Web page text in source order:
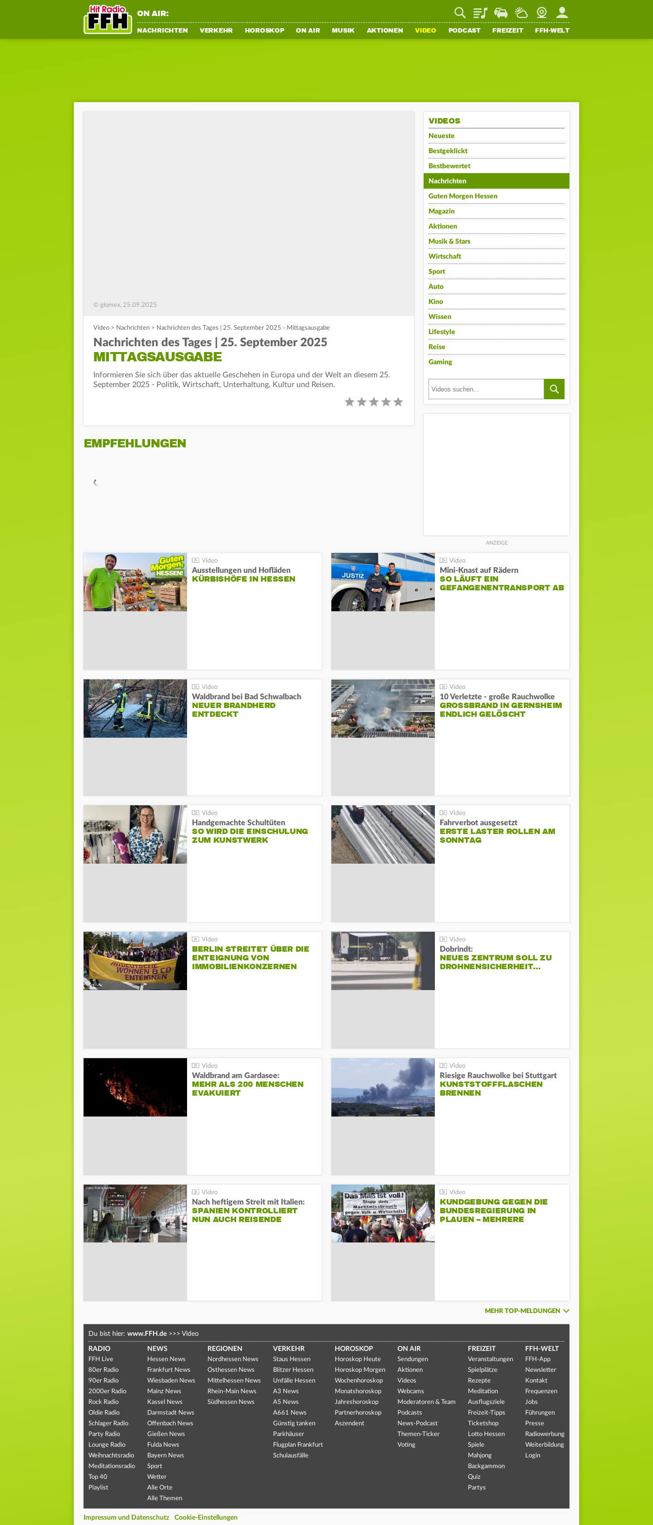
ON AIR: PlaylistStaupilotWetterWebcamMein FFH
NACHRICHTEN VERKEHR HOROSKOP ON AIR MUSIK AKTIONEN VIDEO PODCAST FREIZEIT FFH-WELT
© glomex, 25.09.2025
Video > Nachrichten > Nachrichten des Tages | 25. September 2025 - Mittagsausgabe
Nachrichten des Tages | 25. September 2025
MITTAGSAUSGABE
Informieren Sie sich über das aktuelle Geschehen in Europa und der Welt an diesem 25.
September 2025 - Politik, Wirtschaft, Unterhaltung, Kultur und Reisen.
EMPFEHLUNGEN
VIDEOS
Neueste
Bestgeklickt
Bestbewertet
Nachrichten
Guten Morgen Hessen
Magazin
Aktionen
Musik & Stars
Wirtschaft
Sport
Auto
Kino
Wissen
Lifestyle
Reise
Gaming
Ausstellungen und Hofläden
KÜRBISHÖFE IN HESSEN
Mini-Knast auf Rädern
SO LÄUFT EIN
GEFANGENENTRANSPORT AB
Waldbrand bei Bad Schwalbach
NEUER BRANDHERD
ENTDECKT
10 Verletzte - große Rauchwolke
GROSSBRAND IN GERNSHEIM E
NDLICH GELÖSCHT
Handgemachte Schultüten
SO WIRD DIE EINSCHULUNG
ZUM KUNSTWERK
Fahrverbot ausgesetzt
ERSTE LASTER ROLLEN AM
SONNTAG
BERLIN STREITET ÜBER DIE
ENTEIGNUNG VON
IMMOBILIENKONZERNEN
Dobrindt:
NEUES ZENTRUM SOLL ZU
DROHNENSICHERHEIT…
Waldbrand am Gardasee:
MEHR ALS 200 MENSCHEN
EVAKUIERT
Riesige Rauchwolke bei Stuttgart
KUNSTSTOFFFLASCHEN
BRENNEN
Nach heftigem Streit mit Italien:
SPANIEN KONTROLLIERT
NUN AUCH REISENDE
KUNDGEBUNG GEGEN DIE
BUNDESREGIERUNG IN
PLAUEN – MEHRERE
MEHR TOP-MELDUNGEN
Du bist hier: www.FFH.de >>> Video
RADIO
FFH Live
80er Radio
90er Radio
2000er Radio
Rock Radio
Oldie Radio
Schlager Radio
Party Radio
Lounge Radio
Weihnachtsradio
Meditationsradio
Top 40
Playlist
NEWS
Hessen News
Frankfurt News
Wiesbaden News
Mainz News
Kassel News
Darmstadt News
Offenbach News
Gießen News
Fulda News
Bayern News
Sport
Wetter
Alle Orte
Alle Themen
REGIONEN
Nordhessen News
Osthessen News
Mittelhessen News
Rhein-Main News
Südhessen News
VERKEHR
Staus Hessen
Blitzer Hessen
Unfälle Hessen
A3 News
A5 News
A661 News
Günstig tanken
Parkhäuser
Flugplan Frankfurt
Schulausfälle
HOROSKOP
Horoskop Heute
Horoskop Morgen
Wochenhoroskop
Monatshoroskop
Jahreshoroskop
Partnerhoroskop
Aszendent
ON AIR
Sendungen
Aktionen
Videos
Webcams
Moderatoren & Team
Podcasts
News-Podcast
Themen-Ticker
Voting
FREIZEIT
Veranstaltungen
Spielplätze
Rezepte
Meditation
Ausflugsziele
Freizeit-Tipps
Ticketshop
Lotto Hessen
Spiele
Mahjong
Backgammon
Quiz
Partys
FFH-WELT
FFH-App
Newsletter
Kontakt
Frequenzen
Jobs
Führungen
Presse
Radiowerbung
Weiterbildung
Login
Impressum und Datenschutz Cookie-Einstellungen